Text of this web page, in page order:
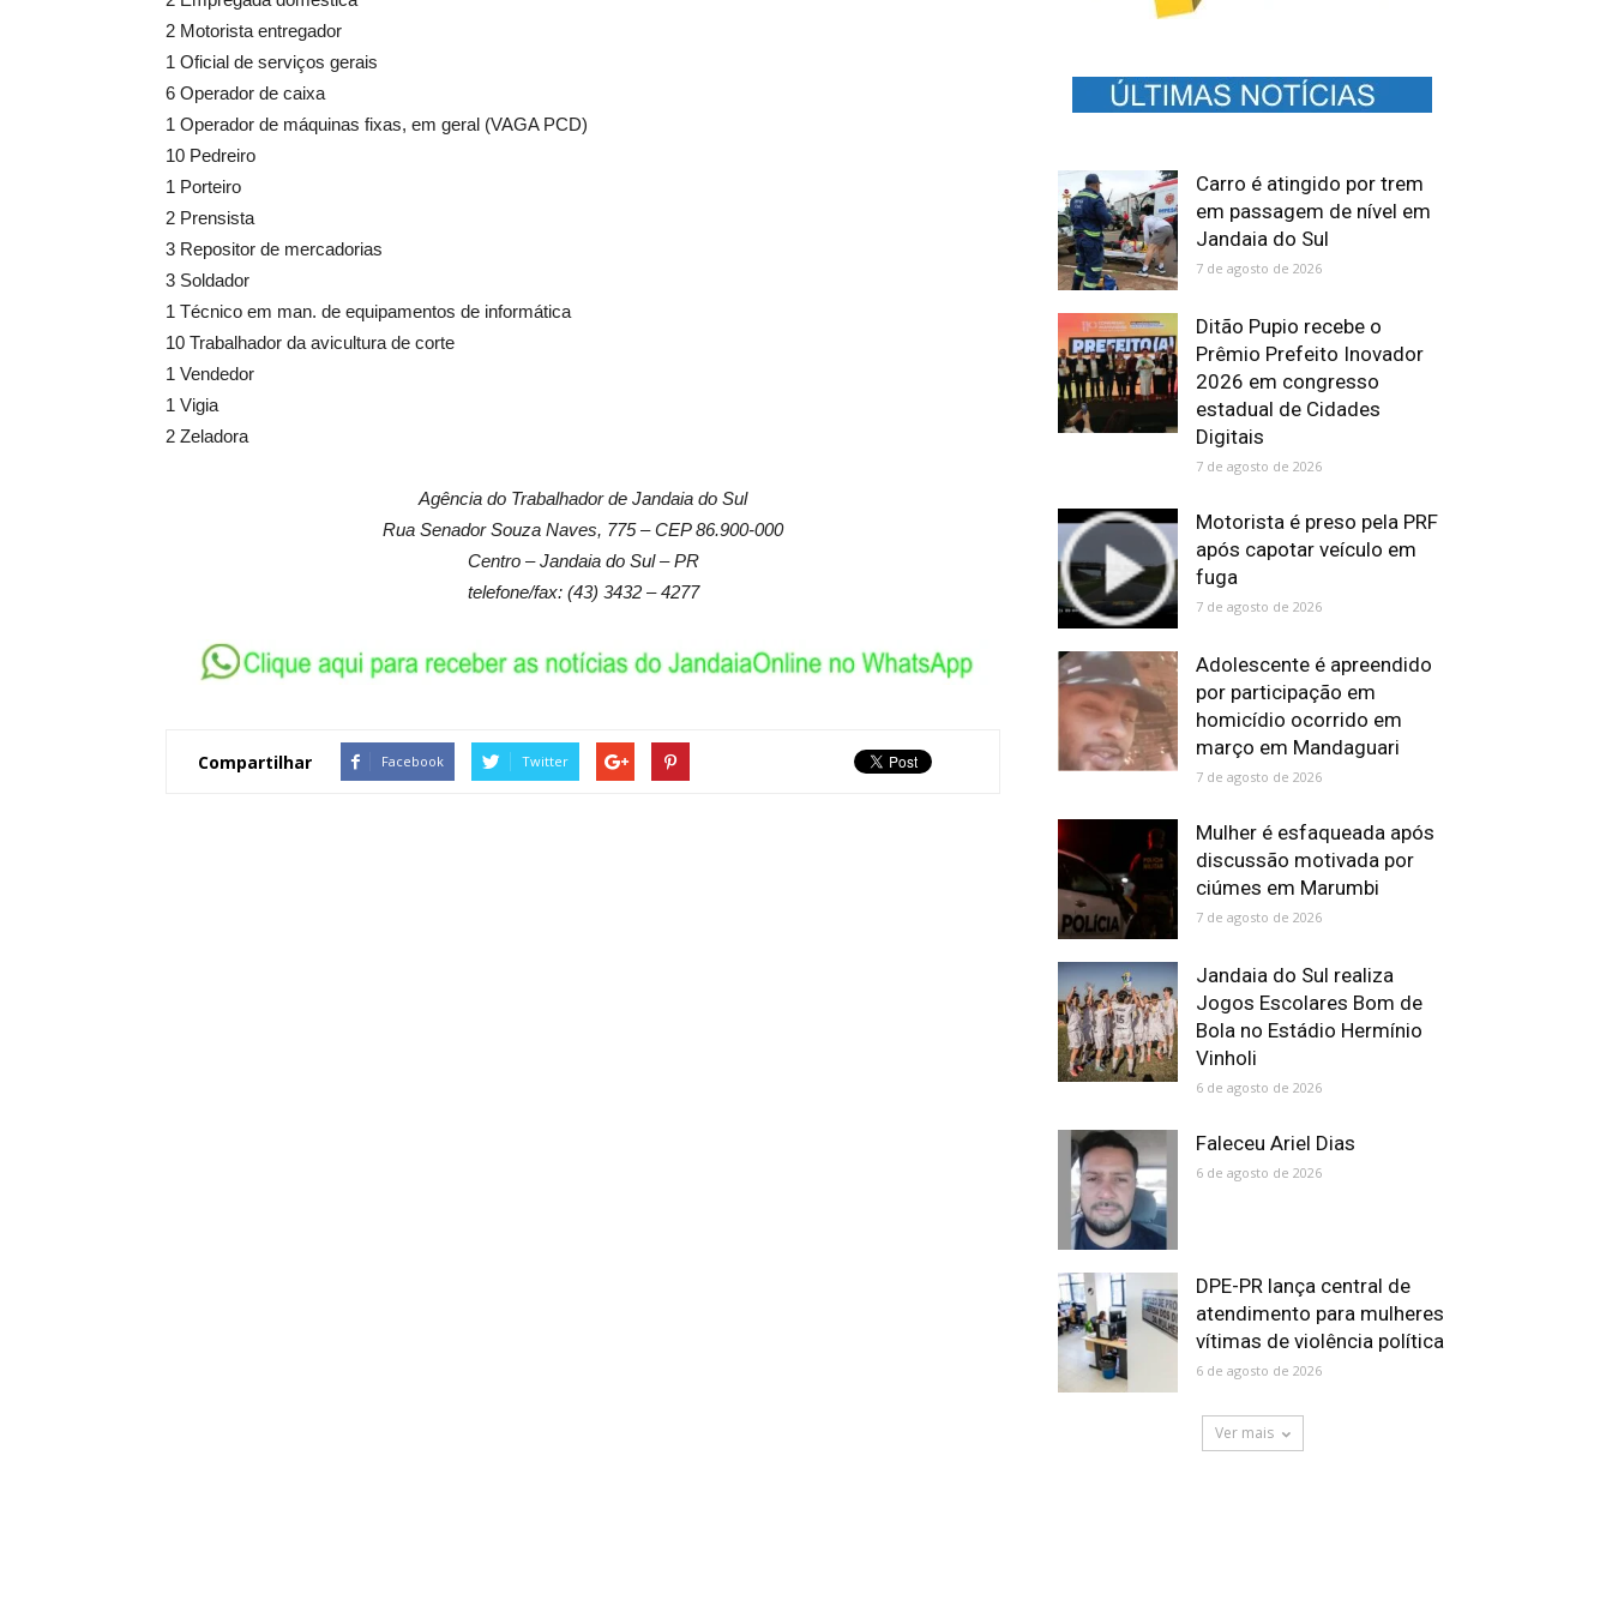
2 Motorista entregador
1 Oficial de serviços gerais
6 Operador de caixa
1 Operador de máquinas fixas, em geral (VAGA PCD)
10 Pedreiro
1 Porteiro
2 Prensista
3 Repositor de mercadorias
3 Soldador
1 Técnico em man. de equipamentos de informática
10 Trabalhador da avicultura de corte
1 Vendedor
1 Vigia
2 Zeladora
Agência do Trabalhador de Jandaia do Sul
Rua Senador Souza Naves, 775 – CEP 86.900-000
Centro – Jandaia do Sul – PR
telefone/fax: (43) 3432 – 4277
Compartilhar Facebook Twitter
Carro é atingido por trem
em passagem de nível em
Jandaia do Sul
7 de agosto de 2026
Ditão Pupio recebe o
Prêmio Prefeito Inovador
2026 em congresso
estadual de Cidades
Digitais
7 de agosto de 2026
Motorista é preso pela PRF
após capotar veículo em
fuga
7 de agosto de 2026
Adolescente é apreendido
por participação em
homicídio ocorrido em
março em Mandaguari
7 de agosto de 2026
Mulher é esfaqueada após
discussão motivada por
ciúmes em Marumbi
7 de agosto de 2026
Jandaia do Sul realiza
Jogos Escolares Bom de
Bola no Estádio Hermínio
Vinholi
6 de agosto de 2026
Faleceu Ariel Dias
6 de agosto de 2026
DPE-PR lança central de
atendimento para mulheres
vítimas de violência política
6 de agosto de 2026
Ver mais